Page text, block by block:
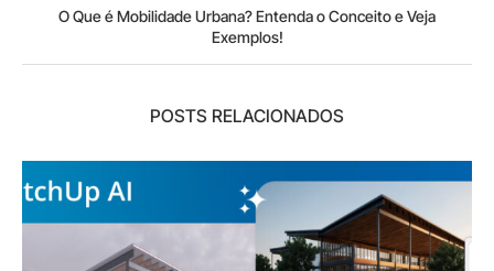
O Que é Mobilidade Urbana? Entenda o Conceito e Veja
Exemplos!
POSTS RELACIONADOS